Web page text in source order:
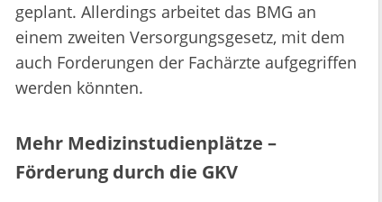
geplant. Allerdings arbeitet das BMG an
einem zweiten Versorgungsgesetz, mit dem
auch Forderungen der Fachärzte aufgegriffen
werden könnten.
Mehr Medizinstudienplätze –
Förderung durch die GKV